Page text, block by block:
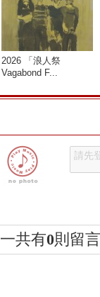
2026 「浪人祭
Vagabond F...
一共有0則留言